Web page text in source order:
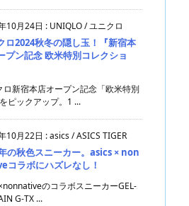
10月24日 : UNIQLO / ユニクロ
ロ2024秋冬の隠し玉！『新宿本
プン記念 欧米特別コレクショ
ロ新宿本店オープン記念「欧米特別
ピックアップ。1 ...
10月22日 :asics / ASICS TIGER
の秋色スニーカー。asics × non
コラボにハズレなし！
のコラボスニーカーGEL-
G-TX ...